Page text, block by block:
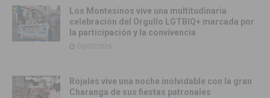
Los Montesinos vive una multitudinaria
celebración del Orgullo LGTBIQ+ marcada por
la participación y la convivencia
06/07/2026
Rojales vive una noche inolvidable con la gran
Charanga de sus fiestas patronales